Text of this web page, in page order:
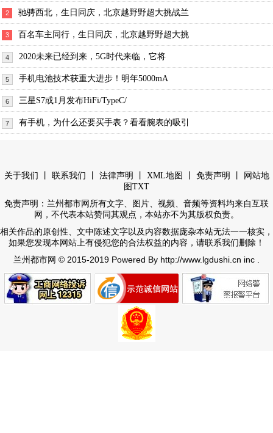
2 驰骋西北，生日同庆，北京越野野超大挑战兰
3 百名车主同行，生日同庆，北京越野野超大挑
4 2020未来已经到来，5G时代来临，它将
5 手机电池技术获重大进步！明年5000mA
6 三星S7或1月发布HiFi/TypeC/
7 有手机，为什么还要买手表？看看腕表的吸引
关于我们 联系我们 法律声明 XML地图 免责声明
网站地
图 TXT
免责声明：兰州都市网所有文字、图片、视频、音频等资料均来自互联
网，不代表本站赞同其观点，本站亦不为其版权负责。
相关作品的原创性、文中陈述文字以及内容数据庞杂本站无法一一核实，
如果您发现本网站上有侵犯您的合法权益的内容，请联系我们删除！
兰州都市网 © 2015-2019 Powered By http://www.lgdushi.cn inc .